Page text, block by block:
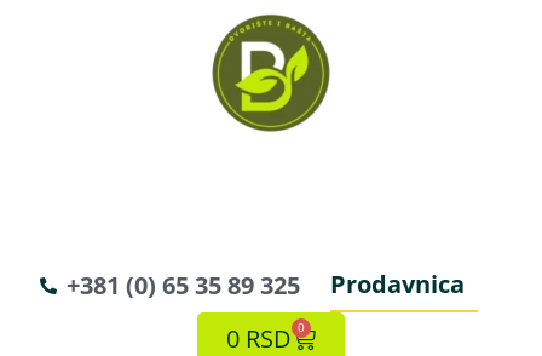
+381 (0) 65 35 89 325
Prodavnica
0 RSD 0